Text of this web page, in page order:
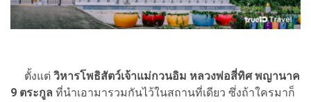
ตั้งแต่ วิหารโพธิสัตว์เจ้าแม่กวนอิม หลวงพ่อสี่ทิศ พญานาค
9 ตระกูล ที่นำเอามารวมกันไว้ในสถานที่เดียว ซึ่งถ้าใครมาก็